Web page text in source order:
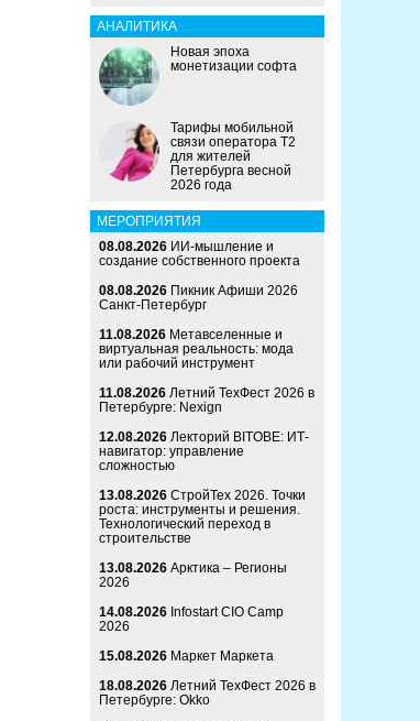
АНАЛИТИКА
Новая эпоха
монетизации софта
Тарифы мобильной
связи оператора Т2
для жителей
Петербурга весной
2026 года
МЕРОПРИЯТИЯ
08.08.2026 ИИ-мышление и
создание собственного проекта
08.08.2026 Пикник Афиши 2026
Санкт-Петербург
11.08.2026 Метавселенные и
виртуальная реальность: мода
или рабочий инструмент
11.08.2026 Летний ТехФест 2026 в
Петербурге: Nexign
12.08.2026 Лекторий BITOBE: ИТ-
навигатор: управление
сложностью
13.08.2026 СтройТех 2026. Точки
роста: инструменты и решения.
Технологический переход в
строительстве
13.08.2026 Арктика – Регионы
2026
14.08.2026 Infostart CIO Camp
2026
15.08.2026 Маркет Маркета
18.08.2026 Летний ТехФест 2026 в
Петербурге: Okko